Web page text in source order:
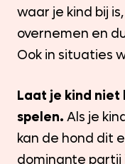
waar je kind bij
overnemen en
Ook in situaties
Laat je kind niet
spelen. Als je
kan de hond dit
dominante partij